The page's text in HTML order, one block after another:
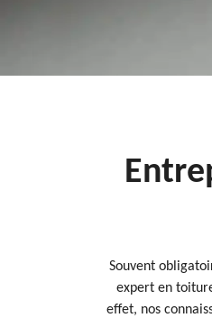
Souvent
expert en
effet, nos